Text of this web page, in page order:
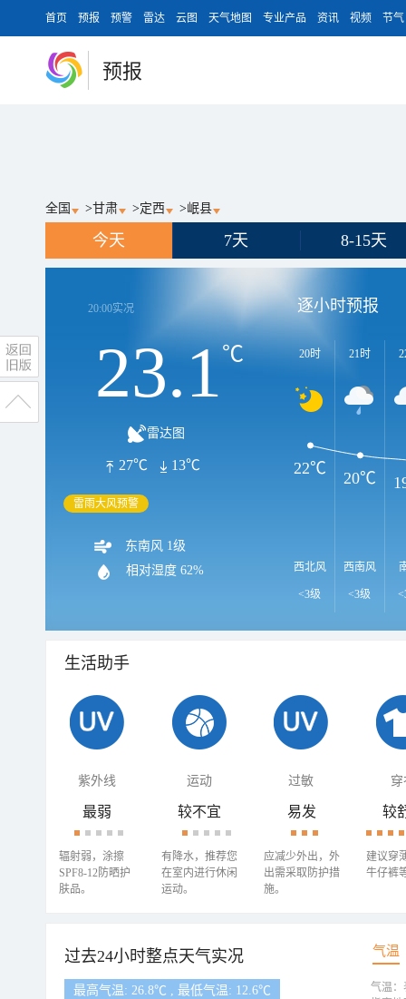
首页 预报 预警 雷达 云图 天气地图 专业产品 资讯 视频 节气
预报
全国 >甘肃 >定西 >岷县
今天 7天 8-15天
20:00实况
23.1℃
雷达图
27℃ 13℃
雷雨大风预警
东南风 1级
相对湿度 62%
逐小时预报
20时
西北风
<3级
21时
西南风
<3级
22℃
20℃
生活助手
紫外线 运动 过敏 穿
最弱
辐射弱，涂擦
SPF8-12防晒护
肤品。
较不宜
有降水，推荐您
在室内进行休闲
运动。
易发
应减少外出，外
出需采取防护措
施。
较
建议穿
牛仔裤
过去24小时整点天气实况 气温
最高气温: 26.8℃ , 最低气温: 12.6℃
气温：